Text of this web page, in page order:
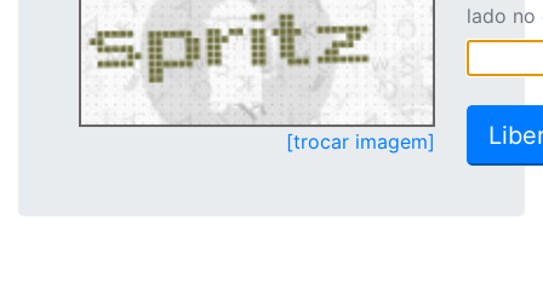
[trocar imagem]
lado no